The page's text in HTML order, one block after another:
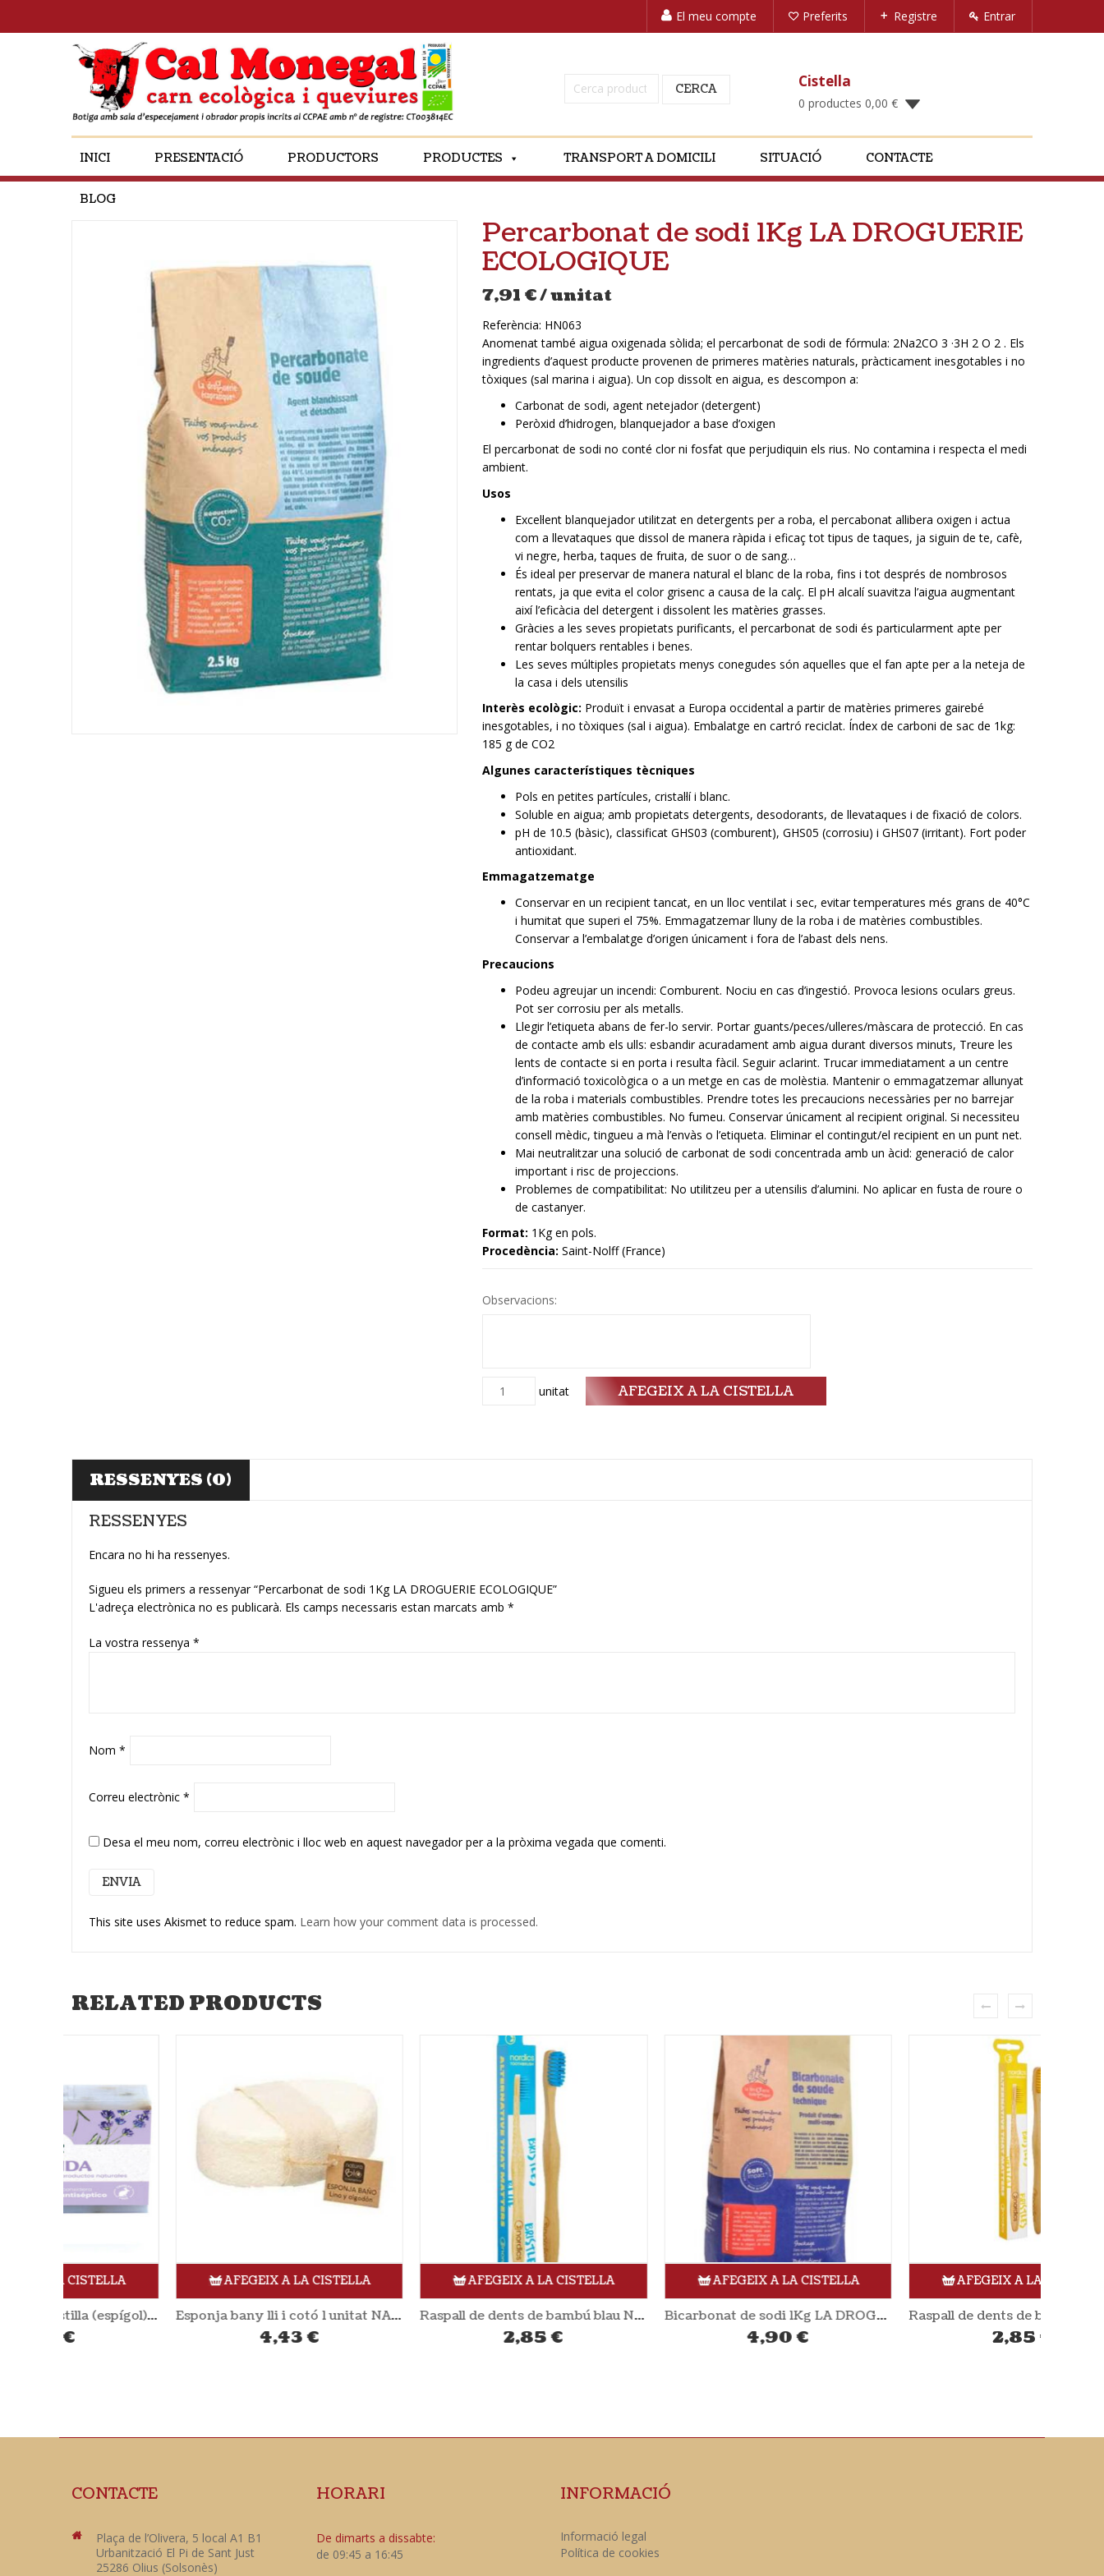
El meu compte Preferits Registre Entrar
Cerca: CERCA Cistella
0 productes 0,00 €
INICI PRESENTACIÓ PRODUCTORS PRODUCTES TRANSPORT A DOMICILI SITUACIÓ CONTACTE
BLOG
Percarbonat de sodi 1Kg LA DROGUERIE
ECOLOGIQUE
7,91 €/ unitat
Referència: HN063
Anomenat també aigua oxigenada sòlida; el percarbonat de sodi de fórmula: 2Na2CO 3 ·3H 2 O 2 . Els
ingredients d’aquest producte provenen de primeres matèries naturals, pràcticament inesgotables i no
tòxiques (sal marina i aigua). Un cop dissolt en aigua, es descompon a:
Carbonat de sodi, agent netejador (detergent)
Peròxid d’hidrogen, blanquejador a base d’oxigen
El percarbonat de sodi no conté clor ni fosfat que perjudiquin els rius. No contamina i respecta el medi
ambient.
Usos
Excel·lent blanquejador utilitzat en detergents per a roba, el percabonat allibera oxigen i actua
com a llevataques que dissol de manera ràpida i eficaç tot tipus de taques, ja siguin de te, cafè,
vi negre, herba, taques de fruita, de suor o de sang…
És ideal per preservar de manera natural el blanc de la roba, fins i tot després de nombrosos
rentats, ja que evita el color grisenc a causa de la calç. El pH alcalí suavitza l’aigua augmentant
així l’eficàcia del detergent i dissolent les matèries grasses.
Gràcies a les seves propietats purificants, el percarbonat de sodi és particularment apte per
rentar bolquers rentables i benes.
Les seves múltiples propietats menys conegudes són aquelles que el fan apte per a la neteja de
la casa i dels utensilis
Interès ecològic: Produït i envasat a Europa occidental a partir de matèries primeres gairebé
inesgotables, i no tòxiques (sal i aigua). Embalatge en cartró reciclat. Índex de carboni de sac de 1kg:
185 g de CO2
Algunes característiques tècniques
Pols en petites partícules, cristal·lí i blanc.
Soluble en aigua; amb propietats detergents, desodorants, de llevataques i de fixació de colors.
pH de 10.5 (bàsic), classificat GHS03 (comburent), GHS05 (corrosiu) i GHS07 (irritant). Fort poder
antioxidant.
Emmagatzematge
Conservar en un recipient tancat, en un lloc ventilat i sec, evitar temperatures més grans de 40°C
i humitat que superi el 75%. Emmagatzemar lluny de la roba i de matèries combustibles.
Conservar a l’embalatge d’origen únicament i fora de l’abast dels nens.
Precaucions
Podeu agreujar un incendi: Comburent. Nociu en cas d’ingestió. Provoca lesions oculars greus.
Pot ser corrosiu per als metalls.
Llegir l’etiqueta abans de fer-lo servir. Portar guants/peces/ulleres/màscara de protecció. En cas
de contacte amb els ulls: esbandir acuradament amb aigua durant diversos minuts, Treure les
lents de contacte si en porta i resulta fàcil. Seguir aclarint. Trucar immediatament a un centre
d’informació toxicològica o a un metge en cas de molèstia. Mantenir o emmagatzemar allunyat
de la roba i materials combustibles. Prendre totes les precaucions necessàries per no barrejar
amb matèries combustibles. No fumeu. Conservar únicament al recipient original. Si necessiteu
consell mèdic, tingueu a mà l’envàs o l’etiqueta. Eliminar el contingut/el recipient en un punt net.
Mai neutralitzar una solució de carbonat de sodi concentrada amb un àcid: generació de calor
important i risc de projeccions.
Problemes de compatibilitat: No utilitzeu per a utensilis d’alumini. No aplicar en fusta de roure o
de castanyer.
Format: 1Kg en pols.
Procedència: Saint-Nolff (France)
Observacions:
Quantitat unitat AFEGEIX A LA CISTELLA
RESSENYES (0)
RESSENYES
Encara no hi ha ressenyes.
Sigueu els primers a ressenyar “Percarbonat de sodi 1Kg LA DROGUERIE ECOLOGIQUE”
L'adreça electrònica no es publicarà. Els camps necessaris estan marcats amb *
La vostra ressenya *
Nom *
Correu electrònic *
Desa el meu nom, correu electrònic i lloc web en aquest navegador per a la pròxima vegada que comenti.
This site uses Akismet to reduce spam. Learn how your comment data is processed.
RELATED PRODUCTS
AFEGEIX A LA CISTELLA
Esponja bany lli i cotó 1 unitat NATURASPA
AFEGEIX A LA CISTELLA
Raspall de dents de bambú blau NORDICS
AFEGEIX A LA CISTELLA
Bicarbonat de sodi 1Kg LA DROGUERIE ECOLOGIQUE
AFEGEIX A LA CISTELLA
Raspall de dents de bambú groc NORDICS
CONTACTE
Plaça de l’Olivera, 5 local A1 B1
Urbanització El Pi de Sant Just
25286 Olius (Solsonès)
HORARI
De dimarts a dissabte:
de 09:45 a 16:45
INFORMACIÓ
Informació legal
Política de cookies